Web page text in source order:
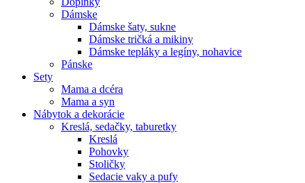
Dámske
Dámske šaty, sukne
Dámske tričká a mikiny
Dámske tepláky a legíny, nohavice
Pánske
Sety
Mama a dcéra
Mama a syn
Nábytok a dekorácie
Kreslá, sedačky, taburetky
Kreslá
Pohovky
Stoličky
Sedacie vaky a pufy